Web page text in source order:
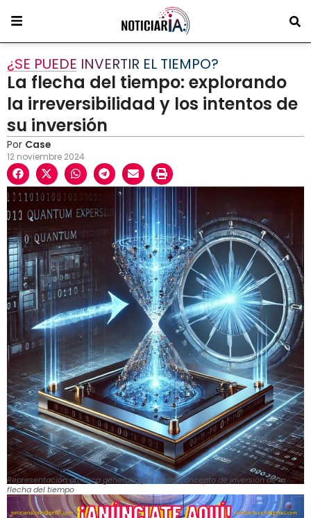
¿SE PUEDE INVERTIR EL TIEMPO?
La flecha del tiempo: explorando
la irreversibilidad y los intentos de
su inversión
Por Case
12 noviembre 2024
Representación artística generada por IA del concepto de inversión de la
flecha del tiempo